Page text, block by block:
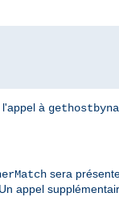
à
sera
appel